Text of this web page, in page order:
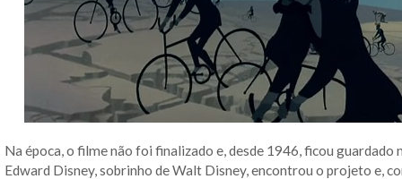
Na época, o filme não foi finalizado e, desde 1946, ficou
Edward Disney, sobrinho de Walt Disney, encontrou o projeto e,